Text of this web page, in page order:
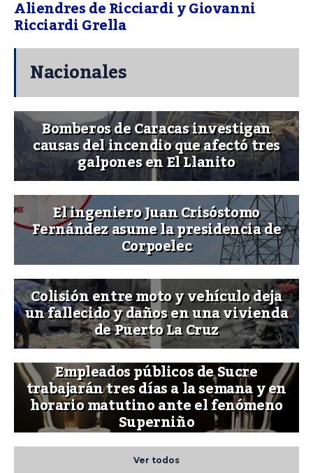
Aliendres de Ricciardi y Giovanni
Ricciardi Grella
Nacionales
Bomberos de Caracas investigan
causas del incendio que afectó tres
galpones en El Llanito
El ingeniero Juan Crisóstomo
Fernández asume la presidencia de
Corpoelec
Colisión entre moto y vehículo deja
un fallecido y daños en una vivienda
de Puerto La Cruz
Empleados públicos de Sucre
trabajarán tres días a la semana y en
horario matutino ante el fenómeno
Superniño
Ver todos